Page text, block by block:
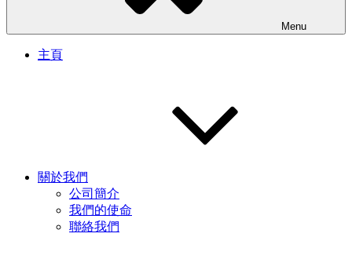
Menu
主頁
關於我們
公司簡介
我們的使命
聯絡我們